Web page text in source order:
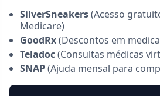
SilverSneakers(Acesso
Medicare)
GoodRx(Descontos em
Teladoc(Consultas médicas
SNAP(Ajuda mensal para